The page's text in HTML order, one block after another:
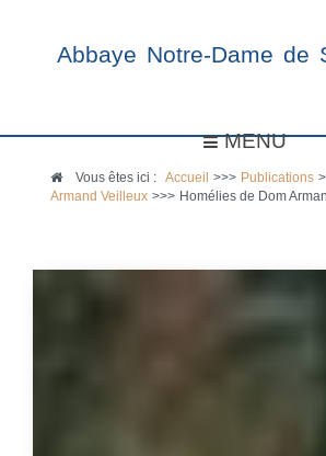
Abbaye Notre-Dame de
MENU
Vous êtes ici :Accueil >>> Publications
Armand Veilleux >>> Homélies de Dom